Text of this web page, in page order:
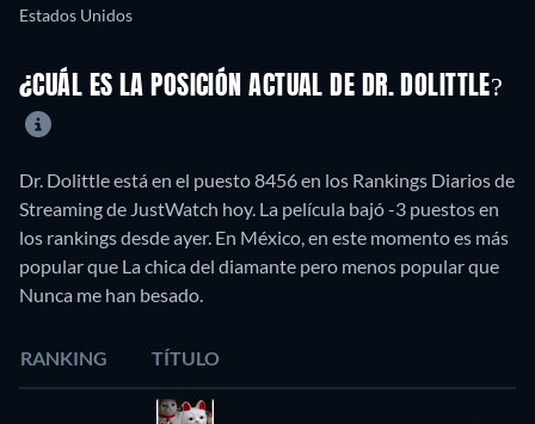
Estados Unidos
¿CUÁL ES LA POSICIÓN ACTUAL DE DR. DOLITTLE?
Dr. Dolittle está en el puesto 8456 en los Rankings Diarios de
Streaming de JustWatch hoy. La película bajó -3 puestos en
los rankings desde ayer. En México, en este momento es más
popular que La chica del diamante pero menos popular que
Nunca me han besado.
RANKING TÍTULO